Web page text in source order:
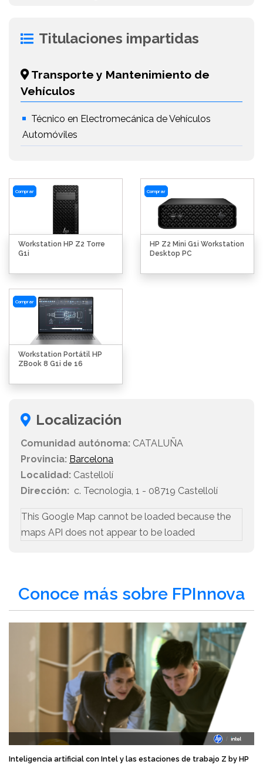
Titulaciones impartidas
Transporte y Mantenimiento de
Vehículos
Técnico en Electromecánica de Vehículos
Automóviles
Comprar
Workstation HP Z2 Torre
G1i
Comprar
HP Z2 Mini G1i Workstation
Desktop PC
Comprar
Workstation Portátil HP
ZBook 8 G1i de 16
Localización
Comunidad autónoma: CATALUÑA
Provincia: Barcelona
Localidad: Castellolí
Dirección: c. Tecnologia, 1 - 08719 Castellolí
This Google Map cannot be loaded because the
maps API does not appear to be loaded
Conoce más sobre FPInnova
Inteligencia artificial con Intel y las estaciones de trabajo Z by HP